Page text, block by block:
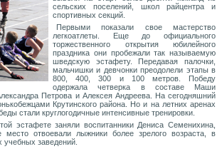
сельских поселений, школ райцентра и
спортивных секций.
Первыми показали свое мастерство
легкоатлеты. Еще до официального
торжественного открытия юбилейного
праздника они пробежали так называемую
шведскую эстафету. Передавая палочки,
мальчишки и девчонки преодолели этапы в
800, 400, 300 и 100 метров. Победу
одержала четверка в составе Маши
Петрова и Алексея Андреева. На сегодняшний
Крутинского района. Но и на летних аренах
стали круглогодичные интенсивные тренировки.
эстафете заняли воспитанники Дениса Семенихина,
отвоевали лыжники более зрелого возраста, в
заведений.